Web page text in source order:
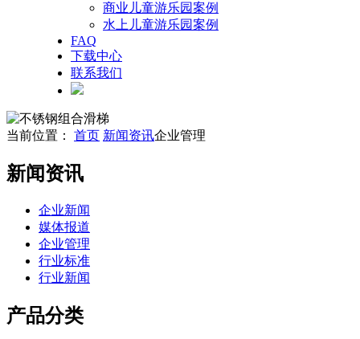
商业儿童游乐园案例
水上儿童游乐园案例
FAQ
下载中心
联系我们
当前位置： 首页 新闻资讯企业管理
新闻资讯
企业新闻
媒体报道
企业管理
行业标准
行业新闻
产品分类